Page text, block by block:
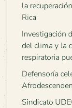
la
Rica
Investigación
del clima y la
respiratoria
Defensoría
Sindicato